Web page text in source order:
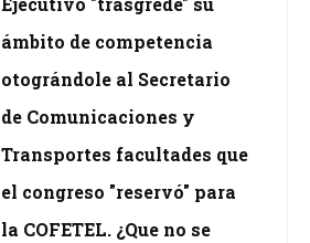
ámbito de competencia
otográndole al Secretario
de Comunicaciones y
Transportes facultades que
el congreso "reservó" para
la COFETEL. ¿Que no se